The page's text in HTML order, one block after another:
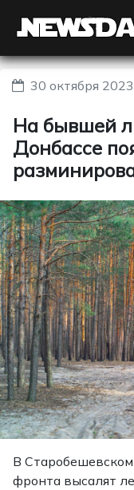
30 октября
На бывшей
Донбассе
В
фронта высалят